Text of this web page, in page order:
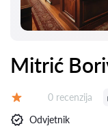
Mitrić
Recenzija:
0 recenzija
Odvjetnik